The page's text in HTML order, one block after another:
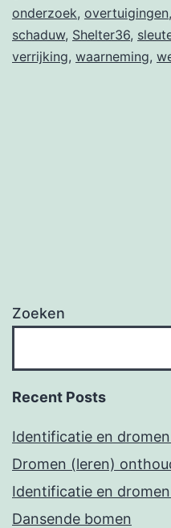
onderzoek, overtuigingen,
schaduw, Shelter36,
verrijking, waarneming,
Zoeken
Recent Posts
Identificatie en
Dromen (leren)
Identificatie en dromen
Dansende bomen